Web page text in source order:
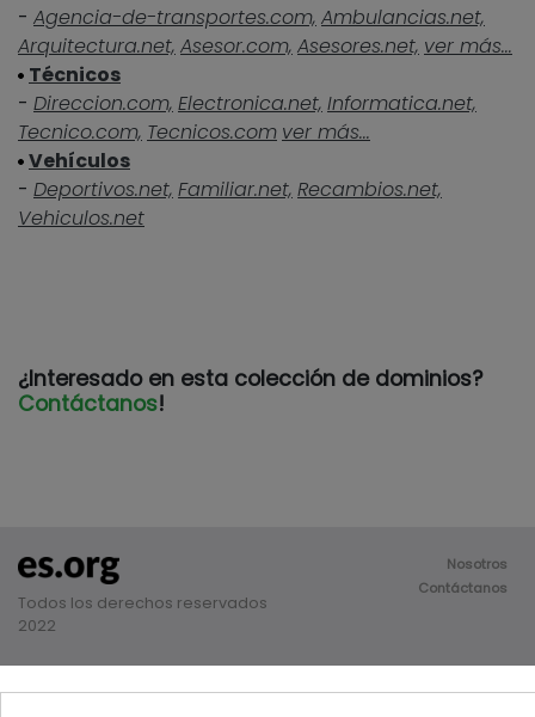
- Agencia-de-transportes.com, Ambulancias.net,
Arquitectura.net, Asesor.com, Asesores.net, ver más...
Técnicos
- Direccion.com, Electronica.net, Informatica.net,
Tecnico.com, Tecnicos.com ver más...
Vehículos
- Deportivos.net, Familiar.net, Recambios.net,
Vehiculos.net
¿Interesado en esta colección de dominios?
Contáctanos!
Todos los derechos reservados
2022
Nosotros
Contáctanos